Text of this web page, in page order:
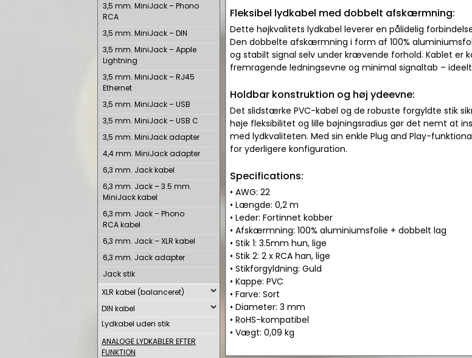
3,5 mm. MiniJack – Phono
RCA
3,5 mm. MiniJack – DIN
3,5 mm. MiniJack – Apple
Lightning
3,5 mm. MiniJack – RJ45
Ethernet
3,5 mm. MiniJack – USB
3,5 mm. MiniJack – USB C
3,5 mm. MiniJack adapter
4,4 mm. MiniJack adapter
6,3 mm. Jack kabel
6,3 mm. Jack – 3.5 mm.
MiniJack kabel
6,3 mm. Jack – Phono
RCA kabel
6,3 mm. Jack – XLR kabel
6,3 mm. Jack adapter
Jack stik
XLR kabel (balanceret)
DIN kabel
Lydkabel uden stik
ANALOGE LYDKABLER EFTER
FUNKTION
Fleksibel lydkabel med dobbelt afskærmning:
Dette højkvalitets lydkabel leverer en pålidelig
Den dobbelte afskærmning i form af 100%
og stabilt signal selv under krævende forhold. Kablet er
fremragende ledningsevne og minimal signaltab –
Holdbar konstruktion og høj ydeevne:
Det slidstærke PVC-kabel og de robuste forgyldte stik
høje fleksibilitet og lille bøjningsradius gør det nemt at
med lydkvaliteten. Med sin enkle Plug and Play-
for yderligere konfiguration.
Specifications:
• AWG: 22
• Længde: 0,2 m
• Leder: Fortinnet kobber
• Afskærmning: 100% aluminiumsfolie + dobbelt lag
• Stik 1: 3.5mm hun, lige
• Stik 2: 2 x RCA han, lige
• Stikforgyldning: Guld
• Kappe: PVC
• Farve: Sort
• Diameter: 3 mm
• RoHS-kompatibel
• Vægt: 0,09 kg